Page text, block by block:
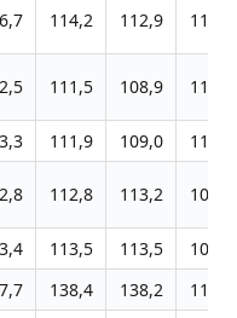
114,2 112,9 113,0
111,5 108,9 110,6
111,9 109,0
114,5
112,8 113,2 108,6
113,5 113,5
108,2
138,4 138,2
114,1